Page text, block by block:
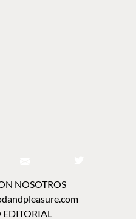
NOSOTROS
EDITORIAL